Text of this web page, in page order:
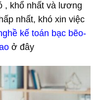
, khổ nhất và lương
nhất, khó xin việc
kế toán bạc bẽo-
ở đây